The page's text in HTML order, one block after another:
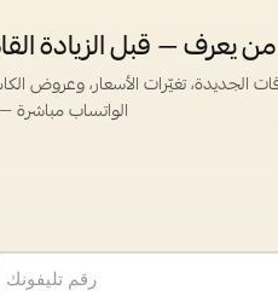
يعرف — قبل الزيادة
الجديدة، تغيّرات الأسعار، وعروض
الواتساب مباشرة